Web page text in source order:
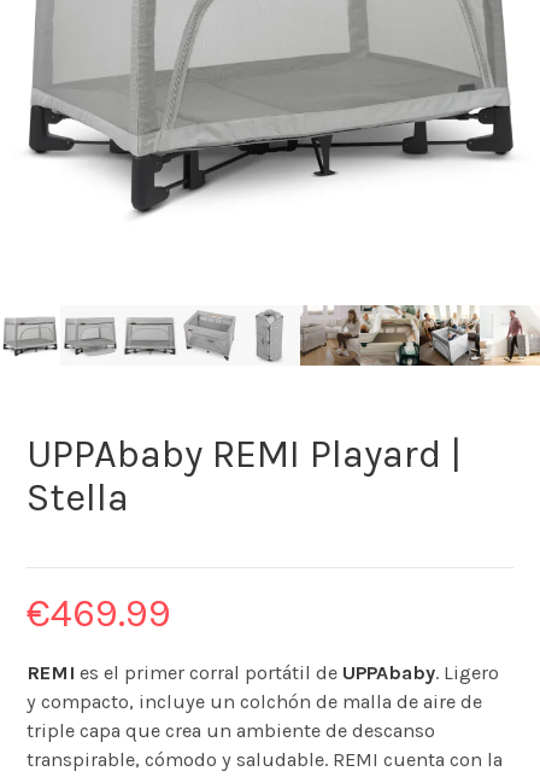
UPPAbaby REMI Playard |
Stella
€469.99
REMI es el primer corral portátil de UPPAbaby. Ligero
y compacto, incluye un colchón de malla de aire de
triple capa que crea un ambiente de descanso
transpirable, cómodo y saludable. REMI cuenta con la